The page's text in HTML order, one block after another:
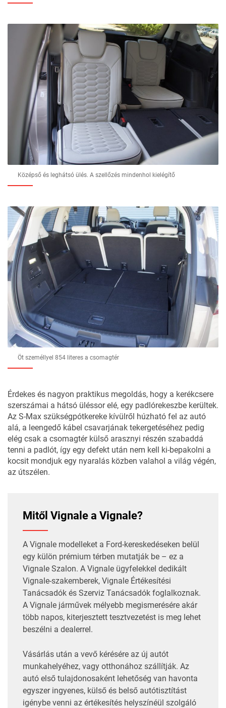
Középső és leghátsó ülés. A szellőzés mindenhol kielégítő
Öt személlyel 854 literes a csomagtér
Érdekes és nagyon praktikus megoldás, hogy a kerékcsere
szerszámai a hátsó üléssor elé, egy padlórekeszbe kerültek.
Az S-Max szükségpótkereke kívülről húzható fel az autó
alá, a leengedő kábel csavarjának tekergetéséhez pedig
elég csak a csomagtér külső arasznyi részén szabaddá
tenni a padlót, így egy defekt után nem kell ki-bepakolni a
kocsit mondjuk egy nyaralás közben valahol a világ végén,
az útszélen.
Mitől Vignale a Vignale?
A Vignale modelleket a Ford-kereskedéseken belül
egy külön prémium térben mutatják be – ez a
Vignale Szalon. A Vignale ügyfelekkel dedikált
Vignale-szakemberek, Vignale Értékesítési
Tanácsadók és Szerviz Tanácsadók foglalkoznak.
A Vignale járművek mélyebb megismerésére akár
több napos, kiterjesztett tesztvezetést is meg lehet
beszélni a dealerrel.
Vásárlás után a vevő kérésére az új autót
munkahelyéhez, vagy otthonához szállítják. Az
autó első tulajdonosaként lehetőség van havonta
egyszer ingyenes, külső és belső autótisztítást
igénybe venni az értékesítés helyszínéül szolgáló